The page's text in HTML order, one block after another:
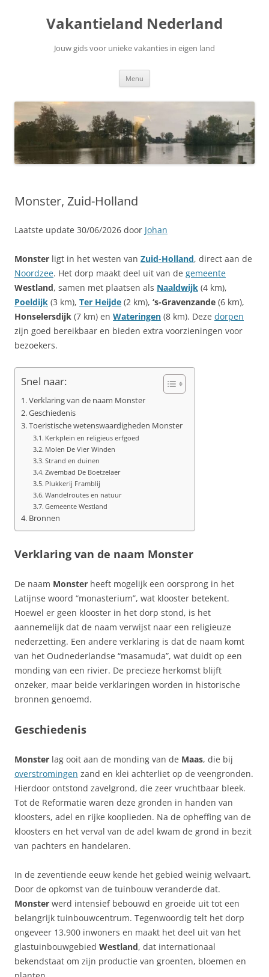
Vakantieland Nederland
Jouw gids voor unieke vakanties in eigen land
Menu
Monster, Zuid-Holland
Laatste update 30/06/2026 door Johan
Monster ligt in het westen van Zuid-Holland, direct aan de
Noordzee. Het dorp maakt deel uit van de gemeente
Westland, samen met plaatsen als Naaldwijk (4 km),
Poeldijk (3 km), Ter Heijde (2 km), ‘s-Gravenzande (6 km),
Honselersdijk (7 km) en Wateringen (8 km). Deze dorpen
zijn goed bereikbaar en bieden extra voorzieningen voor
bezoekers.
Snel naar:
Verklaring van de naam Monster
Geschiedenis
Toeristische wetenswaardigheden Monster
Kerkplein en religieus erfgoed
Molen De Vier Winden
Strand en duinen
Zwembad De Boetzelaer
Plukkerij Framblij
Wandelroutes en natuur
Gemeente Westland
Bronnen
Verklaring van de naam Monster
De naam Monster heeft mogelijk een oorsprong in het
Latijnse woord “monasterium”, wat klooster betekent.
Hoewel er geen klooster in het dorp stond, is het
aannemelijk dat de naam verwijst naar een religieuze
nederzetting. Een andere verklaring is dat de naam komt
van het Oudnederlandse “masamuda”, wat duidt op een
monding van een rivier. De precieze herkomst blijft
onzeker, maar beide verklaringen worden in historische
bronnen genoemd.
Geschiedenis
Monster lag ooit aan de monding van de Maas, die bij
overstromingen zand en klei achterliet op de veengronden.
Hierdoor ontstond zavelgrond, die zeer vruchtbaar bleek.
Tot de Reformatie waren deze gronden in handen van
kloosters, adel en rijke kooplieden. Na de opheffing van de
kloosters en het verval van de adel kwam de grond in bezit
van pachters en handelaren.
In de zeventiende eeuw kende het gebied weinig welvaart.
Door de opkomst van de tuinbouw veranderde dat.
Monster werd intensief bebouwd en groeide uit tot een
belangrijk tuinbouwcentrum. Tegenwoordig telt het dorp
ongeveer 13.900 inwoners en maakt het deel uit van het
glastuinbouwgebied Westland, dat internationaal
bekendstaat om zijn productie van groenten, bloemen en